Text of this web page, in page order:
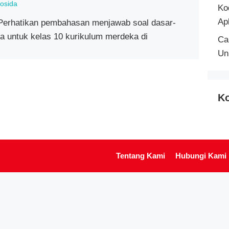
pembahasan menjawab soal dasar-
untuk kelas 10 kurikulum merdeka di
Tentang Kami Hubungi Kami